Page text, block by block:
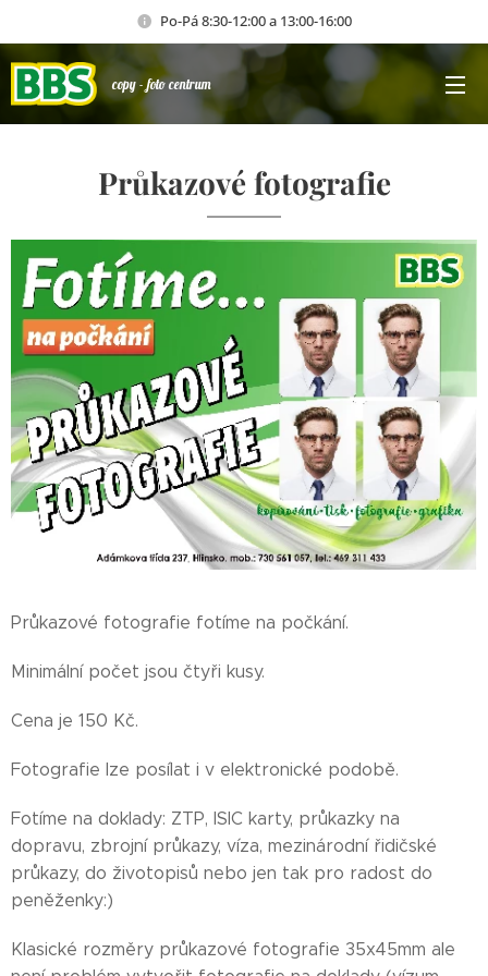
Po-Pá 8:30-12:00 a 13:00-16:00
copy - foto centrum
Průkazové fotografie
Průkazové fotografie fotíme na počkání.
Minimální počet jsou čtyři kusy.
Cena je 150 Kč.
Fotografie lze posílat i v elektronické podobě.
Fotíme na doklady: ZTP, ISIC karty, průkazky na
dopravu, zbrojní průkazy, víza, mezinárodní řidičské
průkazy, do životopisů nebo jen tak pro radost do
peněženky:)
Klasické rozměry průkazové fotografie 35x45mm ale